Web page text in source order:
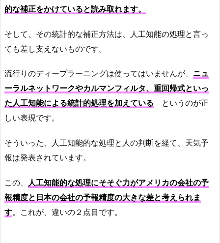
的な補正をかけていると読み取れます。
そして、その統計的な補正方法は、人工知能の処理と言っ
ても差し支えないものです。
流行りのディープラーニングは使ってはいませんが、 ニュ
ーラルネットワークやカルマンフィルタ、重回帰式といっ
た人工知能による統計的処理を加えている というのが正
しい表現です。
そういった、人工知能的な処理と人の判断を経て、天気予
報は発表されています。
この、 人工知能的な処理にそそぐ力がアメリカの会社の予
報精度と日本の会社の予報精度の大きな差と考えられま
す。これが、違いの２点目です。